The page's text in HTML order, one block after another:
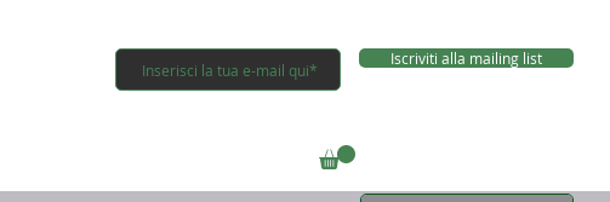
Iscriviti alla mailing list